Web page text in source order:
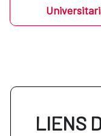
LIENS